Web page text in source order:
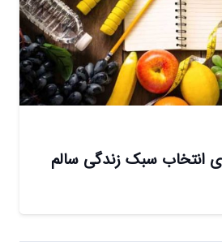
انتخاب سبک زندگی سالم